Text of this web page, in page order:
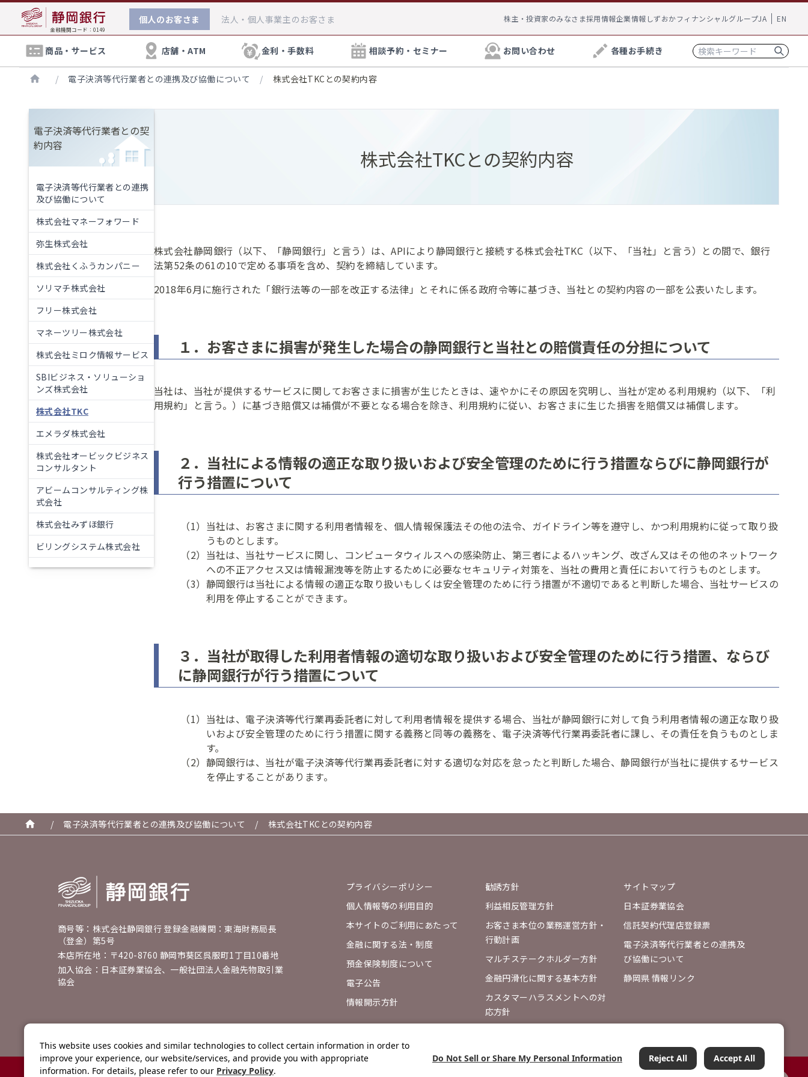
金融機関コード：0149
個人のお客さま 法人・個人事業主のお客さま 株主・投資家のみなさま採用情報企業情報 しずおかフィナンシャルグループJA EN
商品・サービス 店舗・ATM 金利・手数料 相談予約・セミナー お問い合わせ 各種お手続き
口座開設
クレジットカード
保険
プレミアムプログラム S-mile しずぎんラップ
年金 貸金庫 国債
Web口振
商品概要説明書一覧
インターネットバンキング・アプリ
しずぎんダイレクト WebWallet しずぎんアプリ Bank Pay
店舗・ATM検索
各種手数料
インターネット支店の手数料
円預金金利 外貨預金金利
ローン金利
外国為替相場
インターネット支店の預金金利
住宅ローン相談会
住宅ローンに関するご相談を無料で承っております。土日営業の店舗もござい
ます。お気軽にご来店ください。
資産運用・相続対策について一緒に考えてみませんか？お客さまの資産運
用・相続に関するご相談を無料で承っております。
外国為替に関するご相談
海外とのお取引きに関する各種ご相談に、「外為相談デスク」がビデオ通話
保険の見直しに関するご相談
料で承っております。
しずぎん年金教室
年金の受け取りから定年後の働き方まで、わかりやすくご説明します。 ライフプランに関する各種セミナーを開催しております。
通常店舗の口座
お手続き方法へ
インターネット支店口座
: 相続に関する基本情報や対策の方法についてのわかりやすい資料をお送りいたします。
: NISAについての小冊子をお送りいたします。
メールオーダーサービス
/ 電子決済等代行業者との連携及び協働について / 株式会社TKCとの契約内容
電子決済等代行業者との契
約内容
電子決済等代行業者との連携
及び協働について
株式会社マネーフォワード
弥生株式会社
株式会社くふうカンパニー
ソリマチ株式会社
フリー株式会社
マネーツリー株式会社
株式会社ミロク情報サービス
SBIビジネス・ソリューショ
ンズ株式会社
株式会社TKC
エメラダ株式会社
株式会社オービックビジネス
コンサルタント
アビームコンサルティング株
式会社
株式会社みずほ銀行
ビリングシステム株式会社
株式会社TKCとの契約内容
株式会社静岡銀行（以下、「静岡銀行」と言う）は、APIにより静岡銀行と接続する株式会社TKC（以下、「当社」と言う）との間で、銀行
法第52条の61の10で定める事項を含め、契約を締結しています。
2018年6月に施行された「銀行法等の一部を改正する法律」とそれに係る政府令等に基づき、当社との契約内容の一部を公表いたします。
１．お客さまに損害が発生した場合の静岡銀行と当社との賠償責任の分担について
当社は、当社が提供するサービスに関してお客さまに損害が生じたときは、速やかにその原因を究明し、当社が定める利用規約（以下、「利
用規約」と言う。）に基づき賠償又は補償が不要となる場合を除き、利用規約に従い、お客さまに生じた損害を賠償又は補償します。
２．当社による情報の適正な取り扱いおよび安全管理のために行う措置ならびに静岡銀行が
行う措置について
（1） 当社は、お客さまに関する利用者情報を、個人情報保護法その他の法令、ガイドライン等を遵守し、かつ利用規約に従って取り扱
うものとします。
（2） 当社は、当社サービスに関し、コンピュータウィルスへの感染防止、第三者によるハッキング、改ざん又はその他のネットワーク
への不正アクセス又は情報漏洩等を防止するために必要なセキュリティ対策を、当社の費用と責任において行うものとします。
（3） 静岡銀行は当社による情報の適正な取り扱いもしくは安全管理のために行う措置が不適切であると判断した場合、当社サービスの
利用を停止することができます。
３．当社が取得した利用者情報の適切な取り扱いおよび安全管理のために行う措置、ならび
に静岡銀行が行う措置について
（1） 当社は、電子決済等代行業再委託者に対して利用者情報を提供する場合、当社が静岡銀行に対して負う利用者情報の適正な取り扱
いおよび安全管理のために行う措置に関する義務と同等の義務を、電子決済等代行業再委託者に課し、その責任を負うものとしま
す。
（2） 静岡銀行は、当社が電子決済等代行業再委託者に対する適切な対応を怠ったと判断した場合、静岡銀行が当社に提供するサービス
を停止することがあります。
/ 電子決済等代行業者との連携及び協働について / 株式会社TKCとの契約内容
商号等：株式会社静岡銀行 登録金融機関：東海財務局長
（登金）第5号
本店所在地：〒420-8760 静岡市葵区呉服町1丁目10番地
加入協会：日本証券業協会、一般社団法人金融先物取引業
協会
プライバシーポリシー
個人情報等の利用目的
本サイトのご利用にあたって
金融に関する法・制度
預金保険制度について
電子公告
情報開示方針
勧誘方針
利益相反管理方針
お客さま本位の業務運営方針・
行動計画
マルチステークホルダー方針
金融円滑化に関する基本方針
カスタマーハラスメントへの対
応方針
サイトマップ
日本証券業協会
信託契約代理店登録票
電子決済等代行業者との連携及
び協働について
静岡県 情報リンク
This website uses cookies and similar technologies to collect certain information in order to
improve your experience, our website/services, and provide you with appropriate
information. For details, please refer to our Privacy Policy.
Do Not Sell or Share My Personal Information Reject All Accept All